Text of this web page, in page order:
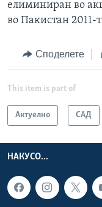
елиминиран во
во Пакистан 2011-
Споделете
This item is part of
Актуелно САД
НАКУСО...